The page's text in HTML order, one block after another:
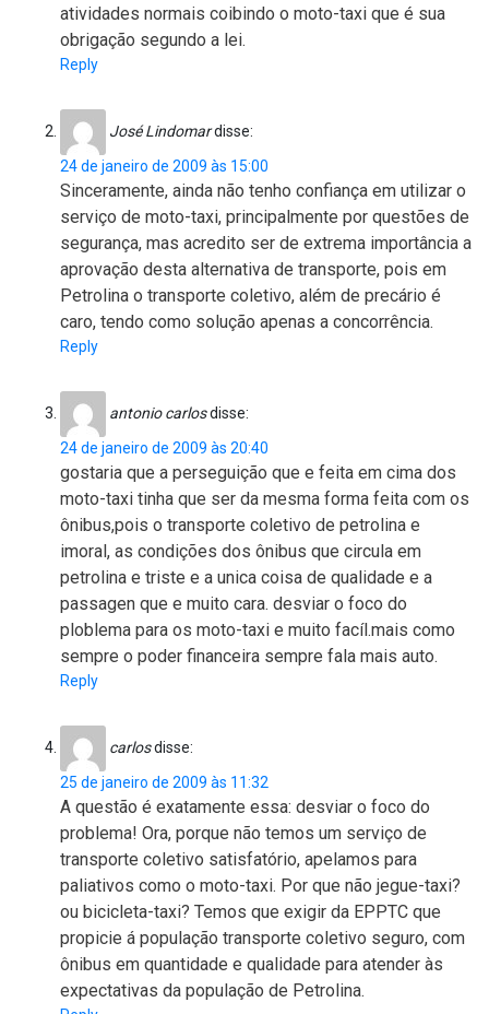
atividades normais coibindo o moto-taxi que é sua
obrigação segundo a lei.
Reply
José Lindomardisse:
24 de janeiro de 2009 às 15:00
Sinceramente, ainda não tenho confiança em utilizar o
serviço de moto-taxi, principalmente por questões de
segurança, mas acredito ser de extrema importância a
aprovação desta alternativa de transporte, pois em
Petrolina o transporte coletivo, além de precário é
caro, tendo como solução apenas a concorrência.
Reply
antonio carlosdisse:
24 de janeiro de 2009 às 20:40
gostaria que a perseguição que e feita em cima dos
moto-taxi tinha que ser da mesma forma feita com os
ônibus,pois o transporte coletivo de petrolina e
imoral, as condições dos ônibus que circula em
petrolina e triste e a unica coisa de qualidade e a
passagen que e muito cara. desviar o foco do
ploblema para os moto-taxi e muito facíl.mais como
sempre o poder financeira sempre fala mais auto.
Reply
carlosdisse:
25 de janeiro de 2009 às 11:32
A questão é exatamente essa: desviar o foco do
problema! Ora, porque não temos um serviço de
transporte coletivo satisfatório, apelamos para
paliativos como o moto-taxi. Por que não jegue-taxi?
ou bicicleta-taxi? Temos que exigir da EPPTC que
propicie á população transporte coletivo seguro, com
ônibus em quantidade e qualidade para atender às
expectativas da população de Petrolina.